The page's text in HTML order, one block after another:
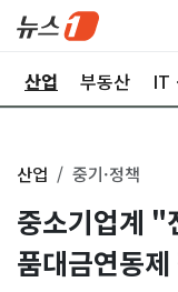
산업 부동산 IT
산업 중기·정책
중소기업계 "
품대금연동